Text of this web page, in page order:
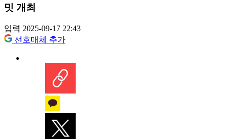
밋 개최
입력 2025-09-17 22:43
선호매체 추가